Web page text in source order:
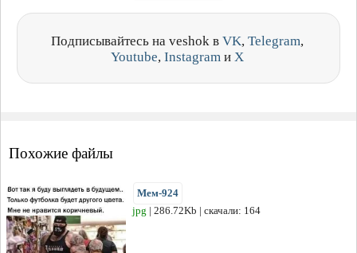
Подписывайтесь на veshok в VK, Telegram,
Youtube, Instagram и X
Похожие файлы
Мем-924
jpg | 286.72Kb | скачали: 164